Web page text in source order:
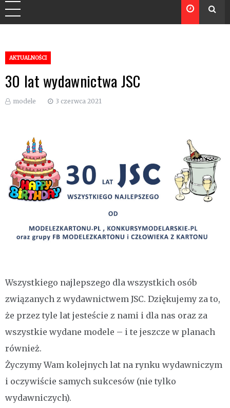
AKTUALNOŚCI
30 lat wydawnictwa JSC
modele 3 czerwca 2021
Wszystkiego najlepszego dla wszystkich osób
związanych z wydawnictwem JSC. Dziękujemy za to,
że przez tyle lat jesteście z nami i dla nas oraz za
wszystkie wydane modele – i te jeszcze w planach
również.
Życzymy Wam kolejnych lat na rynku wydawniczym
i oczywiście samych sukcesów (nie tylko
wydawniczych).